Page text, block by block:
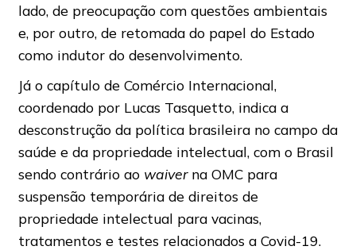
lado, de preocupação com questões ambientais
e, por outro, de retomada do papel do Estado
como indutor do desenvolvimento.
Já o capítulo de Comércio Internacional,
coordenado por Lucas Tasquetto, indica a
desconstrução da política brasileira no campo da
saúde e da propriedade intelectual, com o Brasil
sendo contrário ao waiverna OMC para
suspensão temporária de direitos de
propriedade intelectual para vacinas,
tratamentos e testes relacionados a Covid-19.